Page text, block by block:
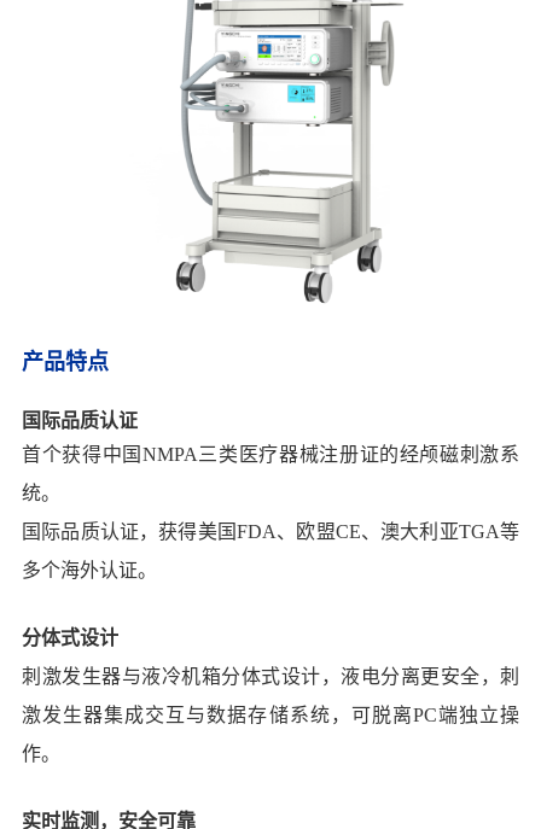
产品特点
国际品质认证
首个获得中国NMPA三类医疗器械注册证的经颅磁刺激系
统。
国际品质认证，获得美国FDA、欧盟CE、澳大利亚TGA等
多个海外认证。
分体式设计
刺激发生器与液冷机箱分体式设计，液电分离更安全，刺
激发生器集成交互与数据存储系统，可脱离PC端独立操
作。
实时监测，安全可靠